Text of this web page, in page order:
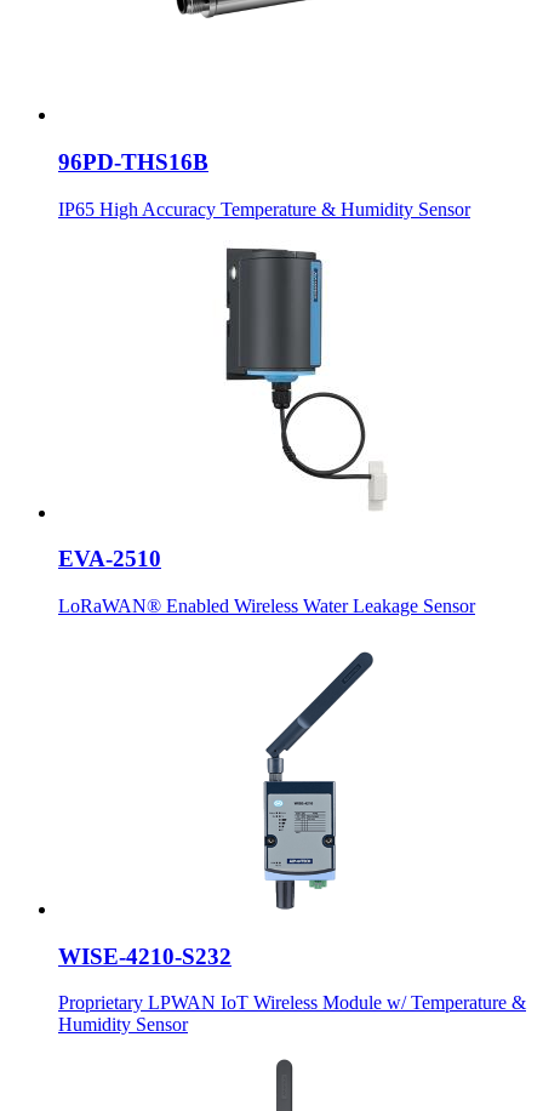
96PD-THS16B
IP65 High Accuracy Temperature & Humidity Sensor
EVA-2510
LoRaWAN® Enabled Wireless Water Leakage Sensor
WISE-4210-S232
Proprietary LPWAN IoT Wireless Module w/ Temperature &
Humidity Sensor